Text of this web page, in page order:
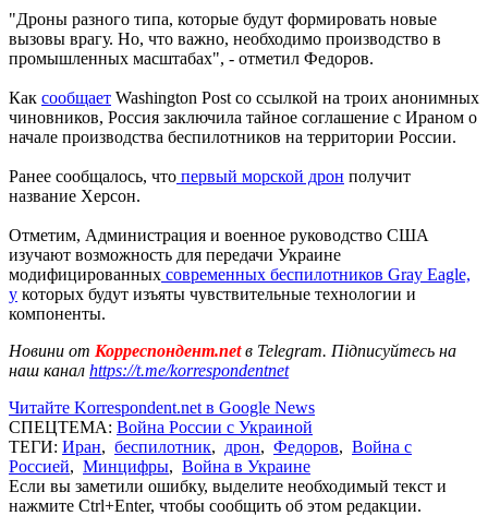
"Дроны разного типа, которые будут формировать новые
вызовы врагу. Но, что важно, необходимо производство в
промышленных масштабах", - отметил Федоров.
Как сообщает Washington Post со ссылкой на троих анонимных
чиновников, Россия заключила тайное соглашение с Ираном о
начале производства беспилотников на территории России.
Ранее сообщалось, что первый морской дрон получит
название Херсон.
Отметим, Администрация и военное руководство США
изучают возможность для передачи Украине
модифицированных современных беспилотников Gray Eagle,
у которых будут изъяты чувствительные технологии и
компоненты.
Новини от Корреспондент.netв Telegram. Підписуйтесь на
наш канал https://t.me/korrespondentnet
Читайте Korrespondent.net в Google News
СПЕЦТЕМА: Война России с Украиной
ТЕГИ: Иран, беспилотник, дрон, Федоров, Война с
Россией, Минцифры, Война в Украине
Если вы заметили ошибку, выделите необходимый текст и
нажмите Ctrl+Enter, чтобы сообщить об этом редакции.